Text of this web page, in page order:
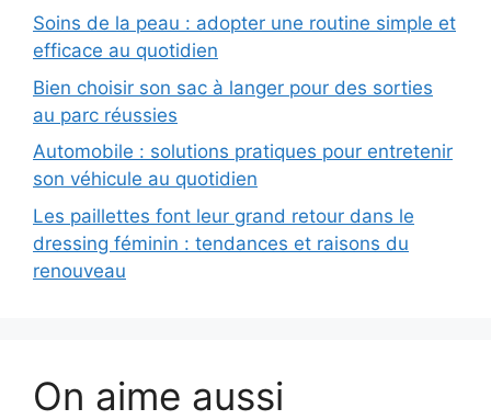
Soins de la peau : adopter une routine simple et
efficace au quotidien
Bien choisir son sac à langer pour des sorties
au parc réussies
Automobile : solutions pratiques pour entretenir
son véhicule au quotidien
Les paillettes font leur grand retour dans le
dressing féminin : tendances et raisons du
renouveau
On aime aussi